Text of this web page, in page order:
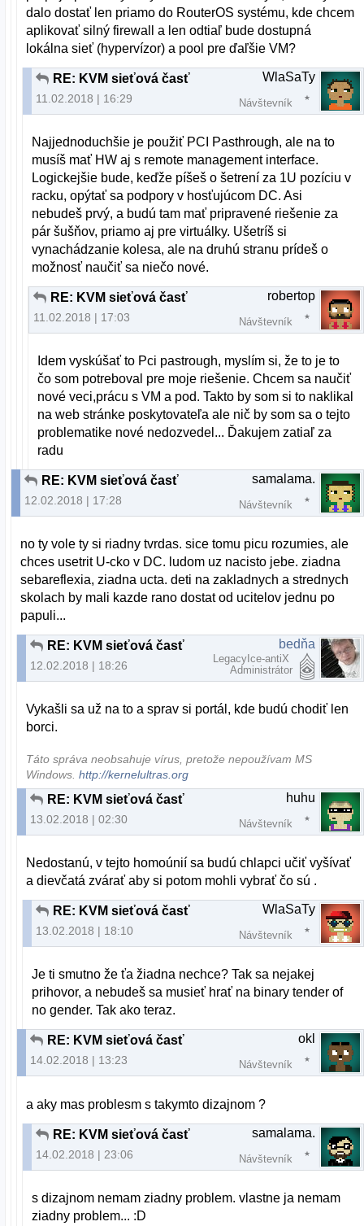
dalo dostať len priamo do RouterOS systému, kde chcem
aplikovať silný firewall a len odtiaľ bude dostupná
lokálna sieť (hypervízor) a pool pre ďaľšie VM?
RE: KVM sieťová časť
11.02.2018 | 16:29
WlaSaTy
Návštevník
Najjednoduchšie je použiť PCI Pasthrough, ale na to
musíš mať HW aj s remote management interface.
Logickejšie bude, keďže píšeš o šetrení za 1U pozíciu v
racku, opýtať sa podpory v hosťujúcom DC. Asi
nebudeš prvý, a budú tam mať pripravené riešenie za
pár šušňov, priamo aj pre virtuálky. Ušetríš si
vynachádzanie kolesa, ale na druhú stranu prídeš o
možnosť naučiť sa niečo nové.
RE: KVM sieťová časť
11.02.2018 | 17:03
robertop
Návštevník
Idem vyskúšať to Pci pastrough, myslím si, že to je to
čo som potreboval pre moje riešenie. Chcem sa naučiť
nové veci,prácu s VM a pod. Takto by som si to naklikal
na web stránke poskytovateľa ale nič by som sa o tejto
problematike nové nedozvedel... Ďakujem zatiaľ za
radu
RE: KVM sieťová časť
12.02.2018 | 17:28
samalama.
Návštevník
no ty vole ty si riadny tvrdas. sice tomu picu rozumies, ale
chces usetrit U-cko v DC. ludom uz nacisto jebe. ziadna
sebareflexia, ziadna ucta. deti na zakladnych a strednych
skolach by mali kazde rano dostat od ucitelov jednu po
papuli...
RE: KVM sieťová časť
12.02.2018 | 18:26
bedňa
LegacyIce-antiX
Administrátor
Vykašli sa už na to a sprav si portál, kde budú chodiť len
borci.
Táto správa neobsahuje vírus, pretože nepoužívam MS
Windows.http://kernelultras.org
RE: KVM sieťová časť
13.02.2018 | 02:30
huhu
Návštevník
Nedostanú, v tejto homoúnií sa budú chlapci učiť vyšívať
a dievčatá zvárať aby si potom mohli vybrať čo sú .
RE: KVM sieťová časť
13.02.2018 | 18:10
WlaSaTy
Návštevník
Je ti smutno že ťa žiadna nechce? Tak sa nejakej
prihovor, a nebudeš sa musieť hrať na binary tender of
no gender. Tak ako teraz.
RE: KVM sieťová časť
14.02.2018 | 13:23
okl
Návštevník
a aky mas problesm s takymto dizajnom ?
RE: KVM sieťová časť
14.02.2018 | 23:06
samalama.
Návštevník
s dizajnom nemam ziadny problem. vlastne ja nemam
ziadny problem... :D